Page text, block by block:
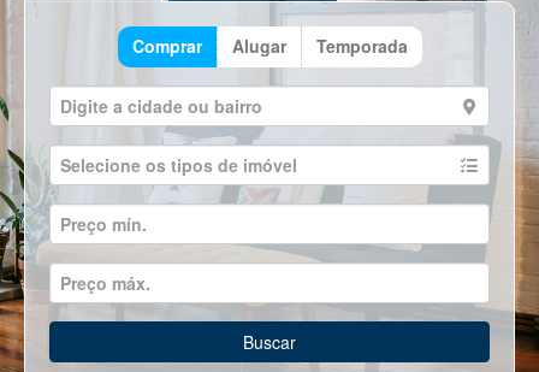
Comprar Alugar Temporada